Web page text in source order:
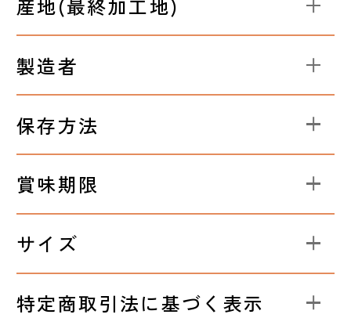
産地(最終加工地)
製造者
保存方法
賞味期限
サイズ
特定商取引法に基づく表示